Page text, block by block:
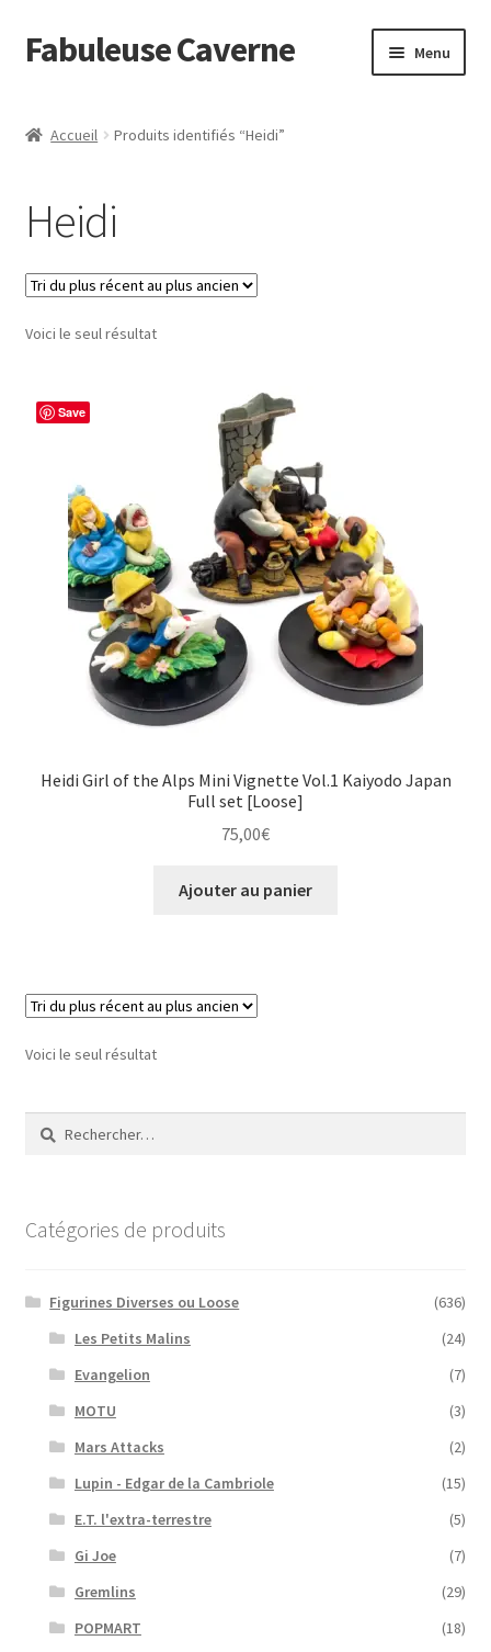
Aller
à
navigation
Aller
au
Fabuleuse Caverne Menu
Superflat Museum Murakami
En réapprovisionnement
Accueil Produits identifiés “Heidi”
Heidi
Voici le seul résultat
Save
Heidi Girl of the Alps Mini Vignette Vol.1 Kaiyodo Japan
Full set [Loose]
75,00€
Ajouter au panier
Voici le seul résultat
Rechercher :
Catégories de produits
Figurines Diverses ou Loose
(636)
Les Petits Malins
(24)
Evangelion
(7)
MOTU
(3)
Mars Attacks
(2)
Lupin - Edgar de la Cambriole
(15)
E.T. l'extra-terrestre
(5)
Gi Joe
(7)
Gremlins
(29)
POPMART
(18)